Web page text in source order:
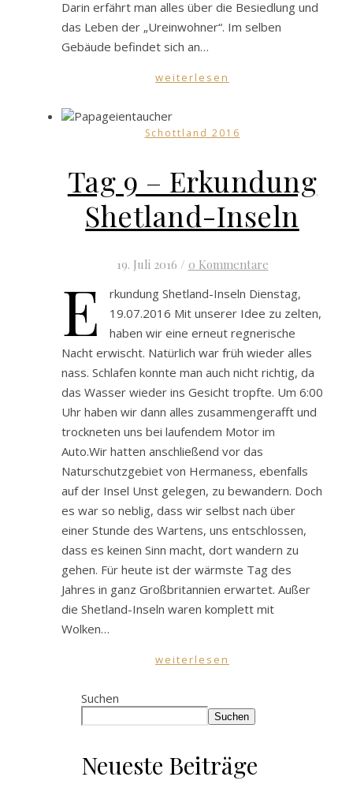
Darin erfährt man alles über die Besiedlung und
das Leben der „Ureinwohner“. Im selben
Gebäude befindet sich an…
weiterlesen
Schottland 2016
Tag 9 – Erkundung
Shetland-Inseln
19. Juli 2016 / 0 Kommentare
E
rkundung Shetland-Inseln Dienstag,
19.07.2016 Mit unserer Idee zu zelten,
haben wir eine erneut regnerische
Nacht erwischt. Natürlich war früh wieder alles
nass. Schlafen konnte man auch nicht richtig, da
das Wasser wieder ins Gesicht tropfte. Um 6:00
Uhr haben wir dann alles zusammengerafft und
trockneten uns bei laufendem Motor im
Auto.Wir hatten anschließend vor das
Naturschutzgebiet von Hermaness, ebenfalls
auf der Insel Unst gelegen, zu bewandern. Doch
es war so neblig, dass wir selbst nach über
einer Stunde des Wartens, uns entschlossen,
dass es keinen Sinn macht, dort wandern zu
gehen. Für heute ist der wärmste Tag des
Jahres in ganz Großbritannien erwartet. Außer
die Shetland-Inseln waren komplett mit
Wolken…
weiterlesen
Suchen
Suchen
Neueste Beiträge